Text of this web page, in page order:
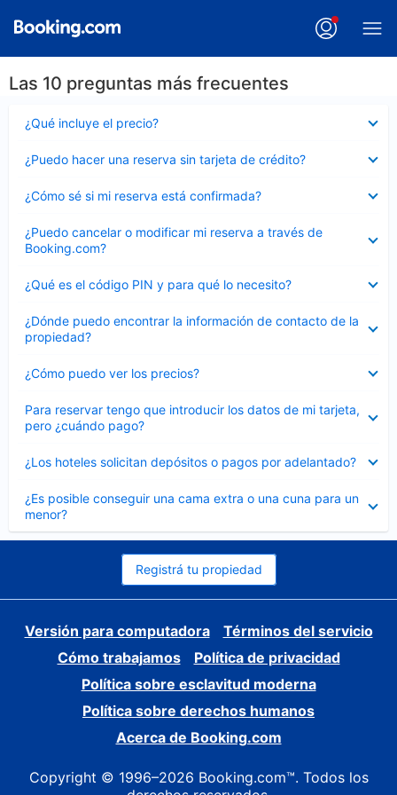
Las 10 preguntas más frecuentes
¿Qué incluye el precio?
cerrado
¿Puedo hacer una reserva sin tarjeta de crédito?
cerrado
¿Cómo sé si mi reserva está confirmada?
cerrado
¿Puedo cancelar o modificar mi reserva a través de
Booking.com?
cerrado
¿Qué es el código PIN y para qué lo necesito?
cerrado
¿Dónde puedo encontrar la información de contacto de la
propiedad?
cerrado
¿Cómo puedo ver los precios?
cerrado
Para reservar tengo que introducir los datos de mi tarjeta,
pero ¿cuándo pago?
cerrado
¿Los hoteles solicitan depósitos o pagos por adelantado?
cerrado
¿Es posible conseguir una cama extra o una cuna para un
menor?
cerrado
Registrá tu propiedad
Versión para computadora
Términos del servicio
Cómo trabajamos
Política de privacidad
Política sobre esclavitud moderna
Política sobre derechos humanos
Acerca de Booking.com
Copyright © 1996–2026 Booking.com™. Todos los